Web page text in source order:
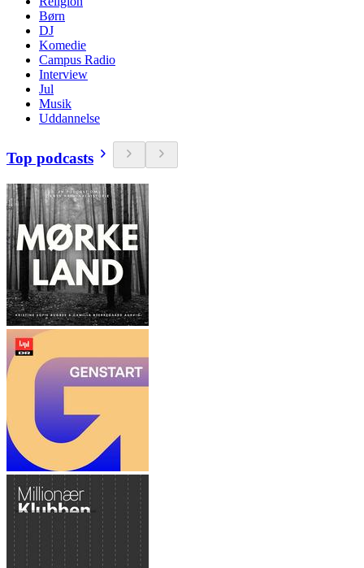
Børn
DJ
Komedie
Campus Radio
Interview
Jul
Musik
Uddannelse
Top podcasts